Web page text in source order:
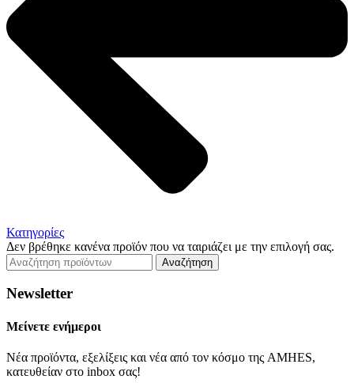
Κατηγορίες
Δεν βρέθηκε κανένα προϊόν που να ταιριάζει με την επιλογή σας.
Αναζήτηση
Newsletter
Μείνετε ενήμεροι
Νέα προϊόντα, εξελίξεις και νέα από τον κόσμο της AMHES,
κατευθείαν στο inbox σας!